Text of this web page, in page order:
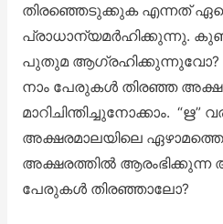
തിരഞ്ഞെടുക്കുക എന്നത്
പ്രാധാന്യമർഹിക്കുന്നു.
പുതുമ ആഗ്രഹിക്കുന്നുവോ?
നാം പേരുകൾ തിരഞ്ഞ
മാറിചിന്തിച്ചുനോക്കാം.
അക്ഷരമാലയിലെ
അക്ഷരത്തിൽ ആരംഭിക്കുന്ന
പേരുകൾ തിരഞ്ഞാലോ?